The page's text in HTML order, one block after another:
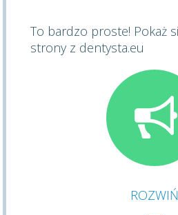
To bardzo proste! Pokaż
strony z dentysta.eu
ROZWIŃ